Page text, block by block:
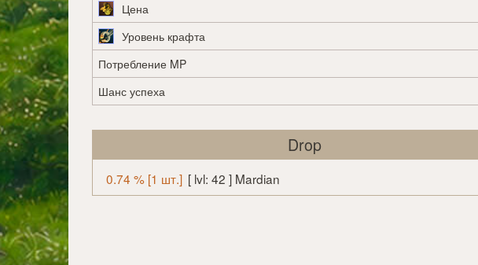
Цена
Уровень крафта
Потребление MP
Шанс успеха
Drop
0.74 % [1 шт.] [ lvl: 42 ] Mardian